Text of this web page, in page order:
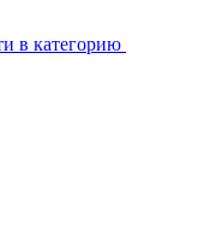
в категорию